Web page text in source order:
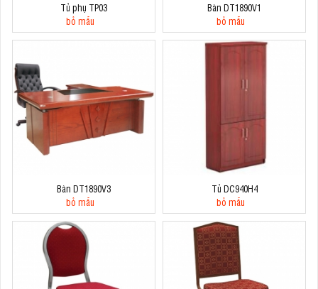
Tủ phụ TP03
bỏ mẫu
Bàn DT1890V1
bỏ mẫu
Bàn DT1890V3
bỏ mẫu
Tủ DC940H4
bỏ mẫu